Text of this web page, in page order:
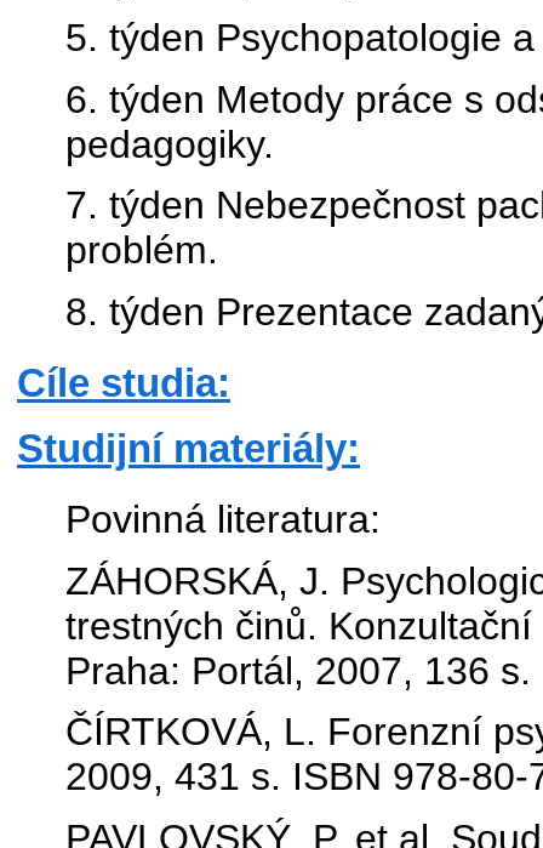
5. týden Psychopatologie
6. týden Metody práce s
pedagogiky.
7. týden Nebezpečnost
problém.
8. týden Prezentace
Cíle studia:
Studijní materiály:
Povinná literatura:
ZÁHORSKÁ, J.
trestných činů.
Praha: Portál, 2007, 136
ČÍRTKOVÁ, L. Forenzní
2009, 431 s. ISBN 978-80-
PAVLOVSKÝ, P. et al.